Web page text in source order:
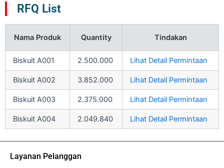
RFQ List
Nama Produk Quantity Tindakan
Biskuit A001 2.500.000 Lihat Detail Permintaan
Biskuit A002 3.852.000 Lihat Detail Permintaan
Biskuit A003 2.375.000 Lihat Detail Permintaan
Biskuit A004 2.049.840 Lihat Detail Permintaan
Layanan Pelanggan